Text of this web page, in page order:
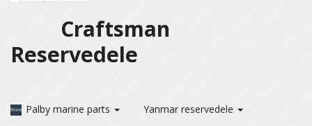
Craftsman
Reservedele
Palby marine parts Yanmar reservedele